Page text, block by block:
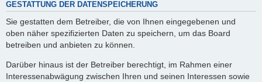
GESTATTUNG DER DATENSPEICHERUNG
Sie gestatten dem Betreiber, die von Ihnen eingegebenen und
oben näher spezifizierten Daten zu speichern, um das Board
betreiben und anbieten zu können.
Darüber hinaus ist der Betreiber berechtigt, im Rahmen einer
Interessenabwägung zwischen Ihren und seinen Interessen sowie